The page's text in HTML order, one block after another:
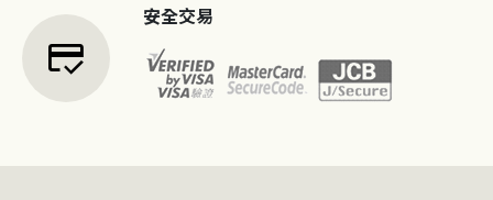
credit_score
安全交易